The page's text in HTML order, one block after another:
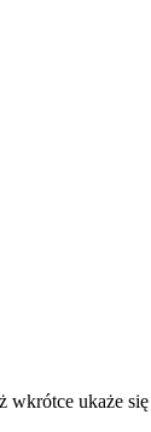
ukaże